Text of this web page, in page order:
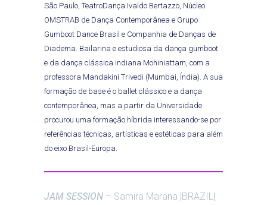
São Paulo, TeatroDança Ivaldo Bertazzo, Núcleo
OMSTRAB de Dança Contemporânea e Grupo
Gumboot Dance Brasil e Companhia de Danças de
Diadema. Bailarina e estudiosa da dança gumboot
e da dança clássica indiana Mohiniattam, com a
professora Mandakini Trivedi (Mumbai, Índia). A sua
formação de base é o ballet clássico e a dança
contemporânea, mas a partir da Universidade
procurou uma formação híbrida interessando-se por
referências técnicas, artísticas e estéticas para além
do eixo Brasil-Europa.
JAM SESSION – Samira Marana |BRAZIL|